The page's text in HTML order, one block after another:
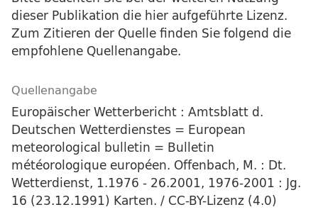
dieser Publikation die hier aufgeführte Lizenz.
Zum Zitieren der Quelle finden Sie folgend die
empfohlene Quellenangabe.
Quellenangabe
Europäischer Wetterbericht : Amtsblatt d.
Deutschen Wetterdienstes = European
meteorological bulletin = Bulletin
météorologique européen. Offenbach, M. : Dt.
Wetterdienst, 1.1976 - 26.2001, 1976-2001 : Jg.
16 (23.12.1991) Karten. / CC-BY-Lizenz (4.0)